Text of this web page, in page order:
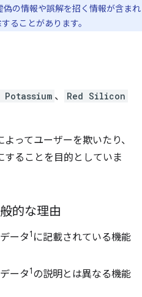
の情報や誤解を招く情報が含まれ
ることがあります。
Potassium 、 Red Silicon
ってユーザーを欺いたり、
ることを目的としていま
的な理由
ータ1 に記載されている機能
ータ1の説明とは異なる機能